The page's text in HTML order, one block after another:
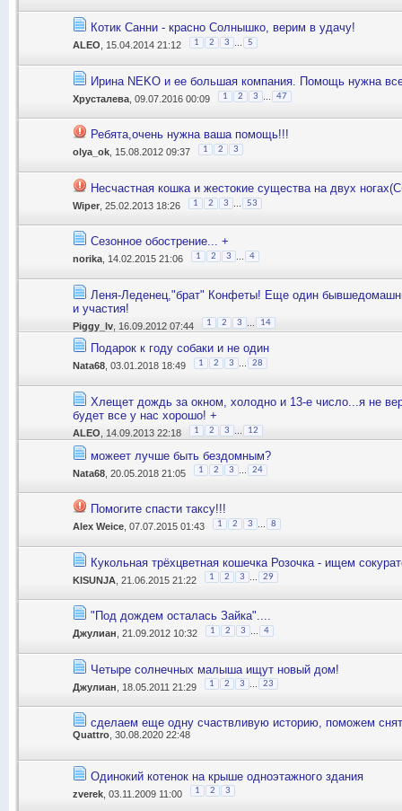
Котик Санни - красно Солнышко, верим в удачу!
ALEO , 15.04.2014 21:12 1 2 3 5
Ирина NEKO и ее большая компания. Помощь нужна
Хрусталева , 09.07.2016 00:09 1 2 3 47
Ребята,очень нужна ваша помощь!!!
olya_ok , 15.08.2012 09:37 1 2 3
Несчастная кошка и жестокие существа на двух
Wiper , 25.02.2013 18:26 1 2 3 53
Сезонное обострение... +
norika , 14.02.2015 21:06 1 2 3 4
Леня-Леденец,"брат" Конфеты! Еще один
и участия!
Piggy_lv , 16.09.2012 07:44 1 2 3 ... 14
Подарок к году собаки и не один
Nata68 , 03.01.2018 18:49 1 2 3 28
Хлещет дождь за окном, холодно и 13-е число...я не
будет все у нас хорошо! +
ALEO , 14.09.2013 22:18 1 2 3 12
можеет лучше быть бездомным?
Nata68 , 20.05.2018 21:05 1 2 3 ... 24
Помогите спасти таксу!!!
Alex Weice , 07.07.2015 01:43 1 2 3 8
Кукольная трёхцветная кошечка Розочка - ищем
KISUNJA , 21.06.2015 21:22 1 2 3 29
"Под дождем осталась Зайка"....
Джулиан , 21.09.2012 10:32 1 2 3 4
Четыре солнечных малыша ищут новый дом!
Джулиан , 18.05.2011 21:29 1 2 3 23
сделаем еще одну счаствливую историю, поможем
Quattro , 30.08.2020 22:48
Одинокий котенок на крыше одноэтажного здания
zverek , 03.11.2009 11:00 1 2 3